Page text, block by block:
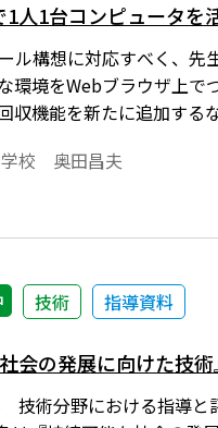
人1台コンピュータを
ル構想に対応すべく、
環境をWebブラウザ上
収機能を新たに追加する
学校 奥田昌夫
技術 指導資料
会の発展に向けた技
技術分野における指導